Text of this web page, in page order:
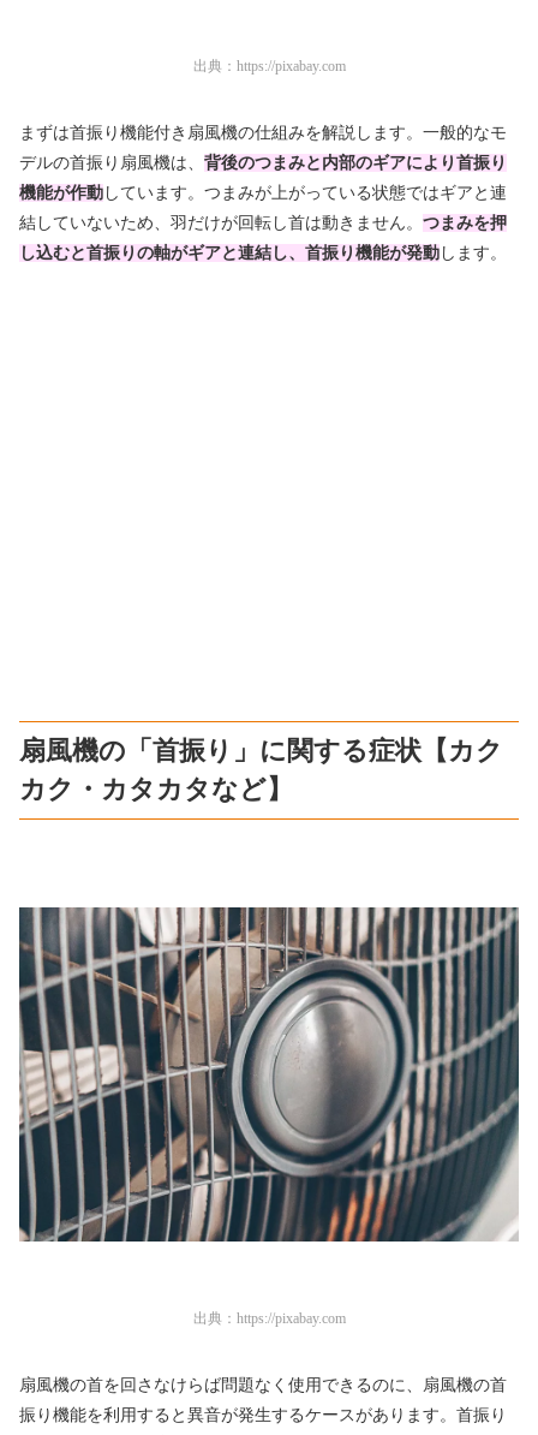
出典： https://pixabay.com
まずは首振り機能付き扇風機の仕組みを解説します。一般的なモ
デルの首振り扇風機は、 背後のつまみと内部のギアにより首振り
機能が作動 しています。つまみが上がっている状態ではギアと連
結していないため、羽だけが回転し首は動きません。 つまみを押
し込むと首振りの軸がギアと連結し、首振り機能が発動 します。
扇風機の「首振り」に関する症状【カク
カク・カタカタなど】
出典： https://pixabay.com
扇風機の首を回さなけらば問題なく使用できるのに、扇風機の首
振り機能を利用すると異音が発生するケースがあります。首振り